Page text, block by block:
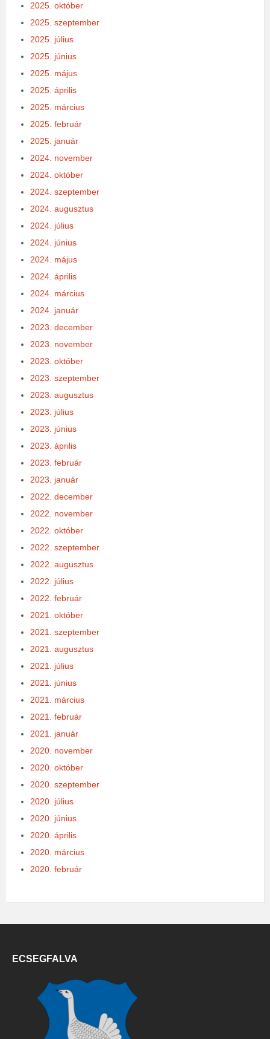
2025. október
2025. szeptember
2025. július
2025. június
2025. május
2025. április
2025. március
2025. február
2025. január
2024. november
2024. október
2024. szeptember
2024. augusztus
2024. július
2024. június
2024. május
2024. április
2024. március
2024. január
2023. december
2023. november
2023. október
2023. szeptember
2023. augusztus
2023. július
2023. június
2023. április
2023. február
2023. január
2022. december
2022. november
2022. október
2022. szeptember
2022. augusztus
2022. július
2022. február
2021. október
2021. szeptember
2021. augusztus
2021. július
2021. június
2021. március
2021. február
2021. január
2020. november
2020. október
2020. szeptember
2020. július
2020. június
2020. április
2020. március
2020. február
ECSEGFALVA